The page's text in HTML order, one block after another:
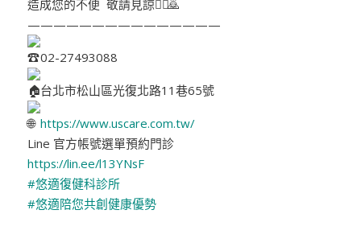
造成您的不便 敬請見諒
———————————————
02-27493088
台北市松山區光復北路11巷65號
https://www.uscare.com.tw/
Line 官方帳號選單預約門診
https://lin.ee/l13YNsF
#悠適復健科診所
#悠適陪您共創健康優勢